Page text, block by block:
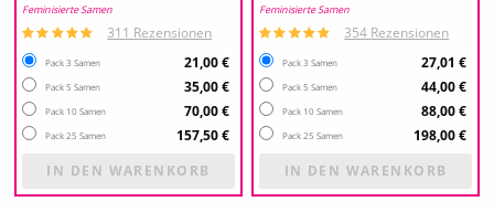
Feminisierte Samen
311 Rezensionen
Pack 3 Samen 21,00 €
Pack 5 Samen 35,00 €
Pack 10 Samen 70,00 €
Pack 25 Samen
157,50 €
IN DEN WARENKORB
Feminisierte Samen
354 Rezensionen
Pack 3 Samen 27,01 €
Pack 5 Samen 44,00 €
Pack 10 Samen 88,00 €
Pack 25 Samen
198,00 €
IN DEN WARENKORB